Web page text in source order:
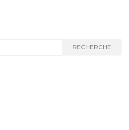
RECHERCHE